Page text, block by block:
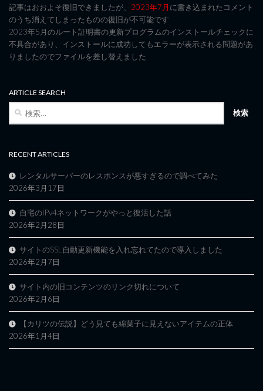
記事はおおよそ復旧できましたが、 2023年7月に書き込まれたコメント
のうち消えてしまったものの復旧が不可能です
2023年5月のルート証明書の更新プログラムのインストールチェックに
不具合があり、インストールに成功してもエラーが表示される問題があ
りましたのでファイルを差し替えました
ARTICLE SEARCH
RECENT ARTICLES
レンタルサーバーのレスポンスが悪すぎるので調べてみた
2026年3月17日
自宅のIPv4ネットワークがやっと復活した話
2026年2月28日
サイトのSSL自動更新機能を入れ忘れてたので導入しました
2026年2月7日
サイト内の旧コンテンツのリンク切れについて
2026年2月6日
【カリツの伝説】どう見ても綿菓子に見えないアイテムの正体
2026年1月4日